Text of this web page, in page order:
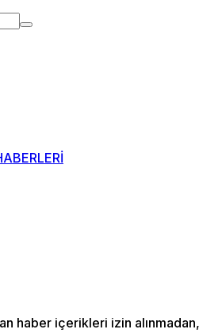
haber içerikleri izin alınmadan,